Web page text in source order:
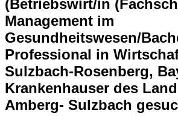
(Betriebswirt/in
Management im
Gesundheitswesen/
Professional in
Sulzbach-Rosenberg,
Krankenhauser des
Amberg- Sulzbach